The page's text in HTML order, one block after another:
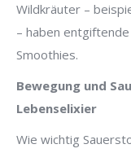
Wildkräuter –
– haben
Smoothies.
Bewegung und
Lebenselixier
Wie wichtig